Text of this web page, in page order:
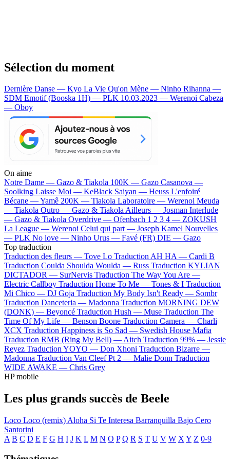
Sélection du moment
Dernière Danse — Kyo La Vie Qu'on Mène — Ninho Rihanna —
SDM Emotif (Booska 1H) — PLK 10.03.2023 — Werenoi Cabeza
— Oboy
On aime
Notre Dame — Gazo & Tiakola 100K — Gazo Casanova —
Soolking Laisse Moi — KeBlack Saiyan — Heuss L'enfoiré
Bécane —Yamê 200K — Tiakola Laboratoire — Werenoi Meuda
— Tiakola Outro — Gazo & TiakolaAilleurs — Josman Interlude
— Gazo & Tiakola Overdrive — Ofenbach 1 2 3 4 — ZOKUSH
La League — Werenoi Celui qui part — Joseph Kamel Nouvelles
— PLK No love — Ninho Urus — Favé (FR) DIE — Gazo
Top traduction
Traduction des fleurs — Tove Lo Traduction AH HA — Cardi B
Traduction Coulda Shoulda Woulda — Russ Traduction KYLIAN
DICTADOR — SurNervis Traduction The Way You Are —
Electric Callboy Traduction Home To Me — Tones & I Traduction
Mi Chico — DJ Goja Traduction My Body Isn't Ready — Sombr
Traduction Danceteria — Madonna Traduction MORNING DEW
(DONK) — Beyoncé Traduction Hush — Muse Traduction The
Time Of My Life — Benson Boone Traduction Camera — Charli
XCX Traduction Happiness is So Sad — Swedish House Mafia
Traduction RMB (Ring My Bell) —Aitch Traduction 99% — Jessie
Reyez Traduction YOYO — Don Xhoni Traduction Bizarre —
Madonna Traduction Van Cleef Pt 2 — Malie Donn Traduction
WIDE AWAKE — Chris Grey
HP mobile
Les plus grands succès de Beele
Loco Loco (remix) Aloha Si Te Interesa Barranquilla Bajo Cero
Santorini
A B C D E F G H I J K L M N O P Q R S T U V W X Y Z 0-9